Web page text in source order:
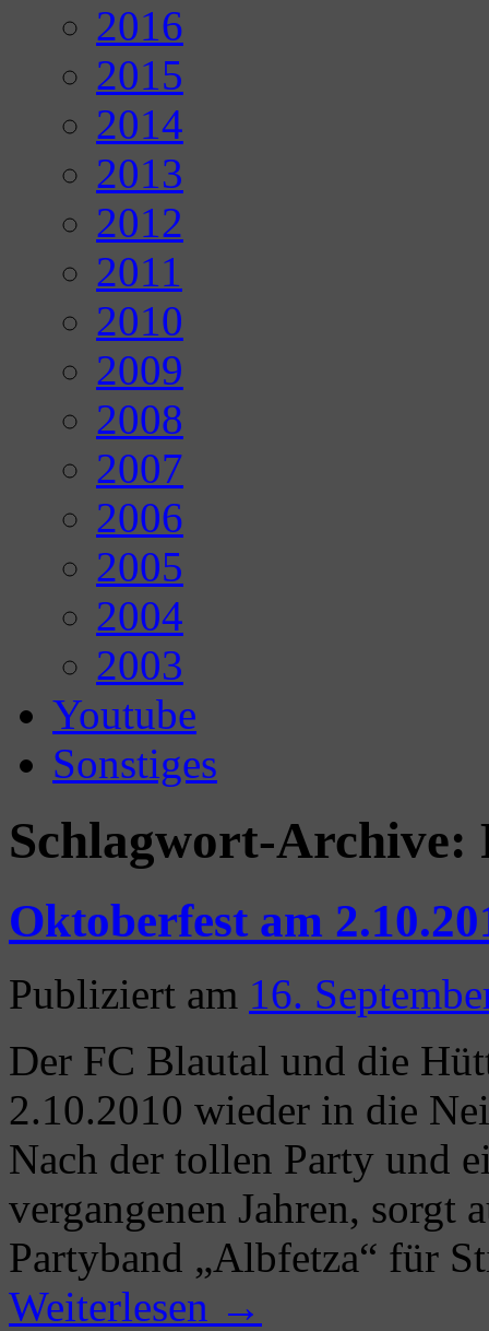
2016
2015
2014
2013
2012
2011
2010
2009
2008
2007
2006
2005
2004
2003
Youtube
Sonstiges
Schlagwort-Archive:
Oktoberfest am
Publiziert am 16.
Der FC Blautal und die
2.10.2010 wieder in die
Nach der tollen Party und
vergangenen Jahren, sorgt
Partyband „Albfetza“ für
Weiterlesen →